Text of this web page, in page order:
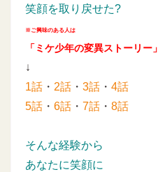
笑顔を取り戻せた?
※ご興味のある人は
「ミケ少年の変異ストーリー」
↓
1話 ・ 2話 ・ 3話 ・ 4話
5話 ・ 6話 ・ 7話 ・ 8話
そんな経験から
あなたに笑顔に